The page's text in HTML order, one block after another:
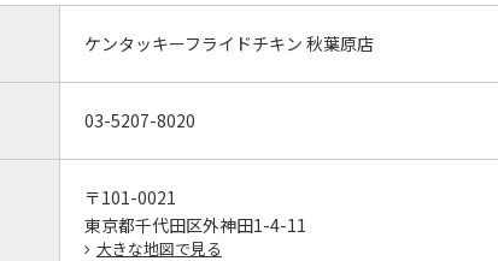
ケンタッキーフライドチキン 秋葉原店
03-5207-8020
〒101-0021
東京都千代田区外神田1-4-11
大きな地図で見る